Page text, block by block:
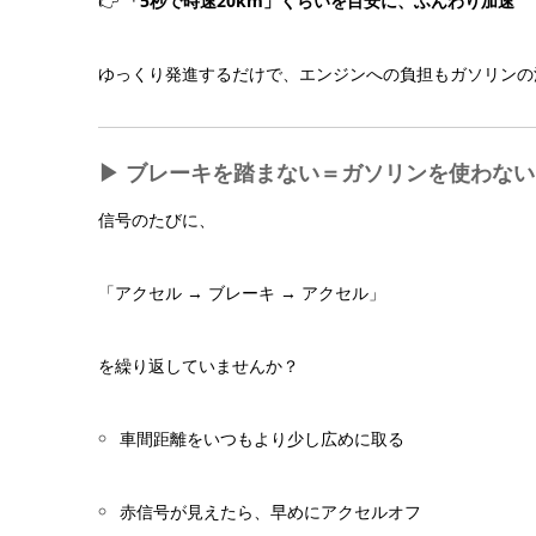
ゆっくり発進するだけで、エンジンへの負担もガソリン
▶ ブレーキを踏まない＝ガソリンを使わない
信号のたびに、
「アクセル → ブレーキ → アクセル」
を繰り返していませんか？
車間距離をいつもより少し広めに取る
赤信号が見えたら、早めにアクセルオフ